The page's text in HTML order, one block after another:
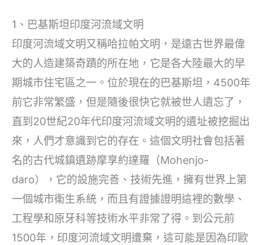
1、巴基斯坦印度河流域文明
印度河流域文明又稱哈拉帕文明，是遠古世界最偉
大的人造建築奇蹟的所在地，它是各大陸最大的早
期城市住宅區之一。位於現在的巴基斯坦，4500年
前它非常繁盛，但是隨後很快它就被世人遺忘了，
直到20世紀20年代印度河流域文明的遺址被挖掘出
來，人們才意識到它的存在。這個文明社會包括著
名的古代城鎮遺跡摩享約達羅（Mohenjo-
daro），它的設施完善、技術先進，擁有世界上第
一個城市衛生系統，而且有證據證明這裡的數學、
工程學和原牙科等技術水平非常了得。到公元前
1500年，印度河流域文明遭棄，這可能是因為印歐